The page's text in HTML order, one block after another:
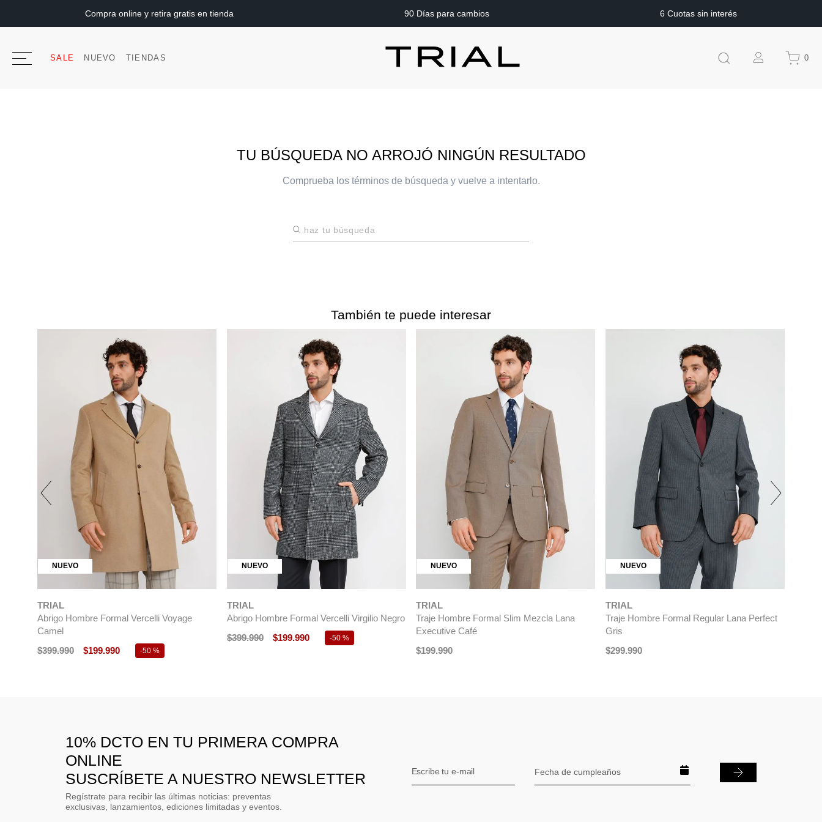
Compra online y retira gratis en tienda 90 Días para cambios 6 Cuotas sin interés
SALE NUEVO TIENDAS 0
TU BÚSQUEDA NO ARROJÓ NINGÚN RESULTADO
Comprueba los términos de búsqueda y vuelve a intentarlo.
Haz tu búsqueda
También te puede interesar
NUEVO
TRIAL
Abrigo Hombre Formal Vercelli Voyage
Camel
$399.990 $199.990 -50 %
NUEVO
TRIAL
Abrigo Hombre Formal Vercelli Virgilio Negro
$399.990 $199.990 -50 %
NUEVO
TRIAL
Traje Hombre Formal Slim Mezcla Lana
Executive Café
$199.990
NUEVO
TRIAL
Traje Hombre Formal Regular Lana Perfect
Gris
$299.990
10% DCTO EN TU PRIMERA COMPRA
ONLINE
SUSCRÍBETE A NUESTRO NEWSLETTER
Regístrate para recibir las últimas noticias: preventas
exclusivas, lanzamientos, ediciones limitadas y eventos.